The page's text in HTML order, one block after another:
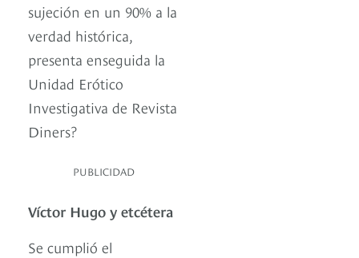
sujeción en un 90% a la
verdad histórica,
presenta enseguida la
Unidad Erótico
Investigativa de Revista
Diners?
PUBLICIDAD
Víctor Hugo y etcétera
Se cumplió el